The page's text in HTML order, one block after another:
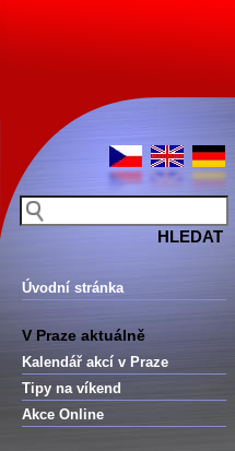
Úvodní stránka
V Praze aktuálně
Kalendář akcí v Praze
Tipy na víkend
Akce Online